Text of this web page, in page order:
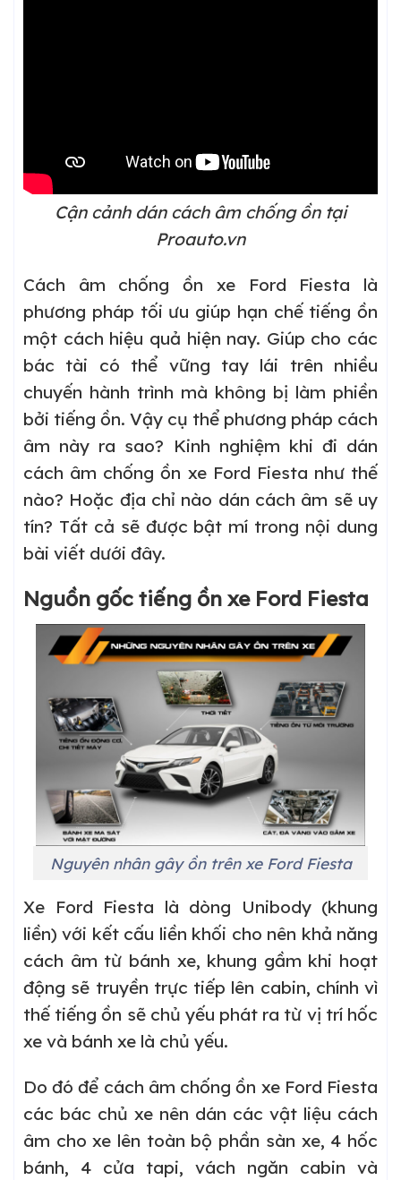
Cận cảnh dán cách âm chống ồn tại
Proauto.vn
Cách âm chống ồn xe Ford Fiesta là
phương pháp tối ưu giúp hạn chế tiếng ồn
một cách hiệu quả hiện nay. Giúp cho các
bác tài có thể vững tay lái trên nhiều
chuyến hành trình mà không bị làm phiền
bởi tiếng ồn. Vậy cụ thể phương pháp cách
âm này ra sao? Kinh nghiệm khi đi dán
cách âm chống ồn xe Ford Fiesta như thế
nào? Hoặc địa chỉ nào dán cách âm sẽ uy
tín? Tất cả sẽ được bật mí trong nội dung
bài viết dưới đây.
Nguồn gốc tiếng ồn xe Ford Fiesta
Nguyên nhân gây ồn trên xe Ford Fiesta
Xe Ford Fiesta là dòng Unibody (khung
liền) với kết cấu liền khối cho nên khả năng
cách âm từ bánh xe, khung gầm khi hoạt
động sẽ truyền trực tiếp lên cabin, chính vì
thế tiếng ồn sẽ chủ yếu phát ra từ vị trí hốc
xe và bánh xe là chủ yếu.
Do đó để cách âm chống ồn xe Ford Fiesta
các bác chủ xe nên dán các vật liệu cách
âm cho xe lên toàn bộ phần sàn xe, 4 hốc
bánh, 4 cửa tapi, vách ngăn cabin và